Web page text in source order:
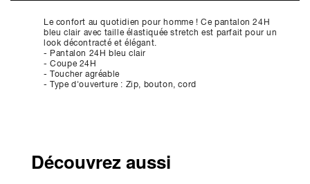
Le confort au quotidien pour homme ! Ce pantalon 24H
bleu clair avec taille élastiquée stretch est parfait pour un
look décontracté et élégant.
- Pantalon 24H bleu clair
- Coupe 24H
- Toucher agréable
- Type d'ouverture : Zip, bouton, cord
Découvrez aussi